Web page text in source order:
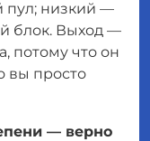
пул; низкий —
блок. Выход —
потому что он
вы просто
— верно